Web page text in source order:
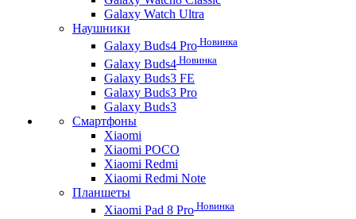
Galaxy Watch Ultra
Наушники
Galaxy Buds4 Pro Новинка
Galaxy Buds4 Новинка
Galaxy Buds3 FE
Galaxy Buds3 Pro
Galaxy Buds3
Смартфоны
Xiaomi
Xiaomi POCO
Xiaomi Redmi
Xiaomi Redmi Note
Планшеты
Xiaomi Pad 8 Pro Новинка